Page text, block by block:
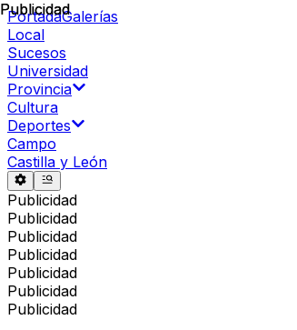
PortadaGalerías
Local
Sucesos
Universidad
Provincia
Cultura
Deportes
Campo
Castilla y León
Publicidad
Publicidad
Publicidad
Publicidad
Publicidad
Publicidad
Publicidad
Publicidad
Publicidad